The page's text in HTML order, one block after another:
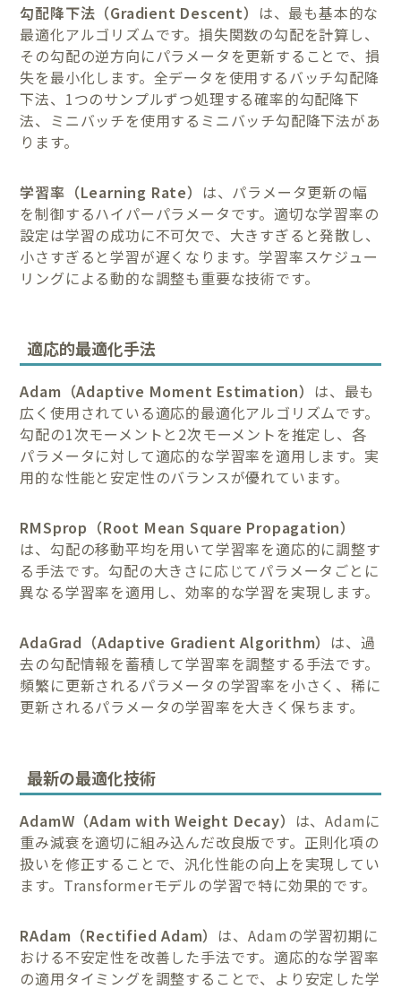
勾配降下法（Gradient Descent） は、最も基本的な
最適化アルゴリズムです。損失関数の勾配を計算し、
その勾配の逆方向にパラメータを更新することで、損
失を最小化します。全データを使用するバッチ勾配降
下法、1つのサンプルずつ処理する確率的勾配降下
法、ミニバッチを使用するミニバッチ勾配降下法があ
ります。
学習率（Learning Rate） は、パラメータ更新の幅
を制御するハイパーパラメータです。適切な学習率の
設定は学習の成功に不可欠で、大きすぎると発散し、
小さすぎると学習が遅くなります。学習率スケジュー
リングによる動的な調整も重要な技術です。
適応的最適化手法
Adam（Adaptive Moment Estimation） は、最も
広く使用されている適応的最適化アルゴリズムです。
勾配の1次モーメントと2次モーメントを推定し、各
パラメータに対して適応的な学習率を適用します。実
用的な性能と安定性のバランスが優れています。
RMSprop（Root Mean Square Propagation）
は、勾配の移動平均を用いて学習率を適応的に調整す
る手法です。勾配の大きさに応じてパラメータごとに
異なる学習率を適用し、効率的な学習を実現します。
AdaGrad（Adaptive Gradient Algorithm） は、過
去の勾配情報を蓄積して学習率を調整する手法です。
頻繁に更新されるパラメータの学習率を小さく、稀に
更新されるパラメータの学習率を大きく保ちます。
最新の最適化技術
AdamW（Adam with Weight Decay） は、Adamに
重み減衰を適切に組み込んだ改良版です。正則化項の
扱いを修正することで、汎化性能の向上を実現してい
ます。Transformerモデルの学習で特に効果的です。
RAdam（Rectified Adam） は、Adamの学習初期に
おける不安定性を改善した手法です。適応的な学習率
の適用タイミングを調整することで、より安定した学